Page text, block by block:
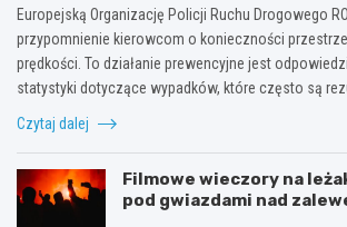
Europejską Organizację Policji Ruchu Drogowego
przypomnienie kierowcom o konieczności
prędkości. To działanie prewencyjne jest
statystyki dotyczące wypadków, które często są
Czytaj dalej
Filmowe wieczory na
pod gwiazdami nad